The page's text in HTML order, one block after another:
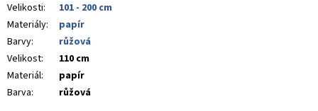
Velikosti:
101 - 200 cm
Materiály:
papír
Barvy:
růžová
Velikost:
110 cm
Materiál:
papír
Barva: růžová